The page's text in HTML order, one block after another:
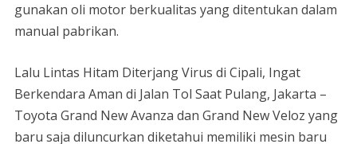
gunakan oli motor berkualitas yang ditentukan dalam
manual pabrikan.
Lalu Lintas Hitam Diterjang Virus di Cipali, Ingat
Berkendara Aman di Jalan Tol Saat Pulang, Jakarta –
Toyota Grand New Avanza dan Grand New Veloz yang
baru saja diluncurkan diketahui memiliki mesin baru